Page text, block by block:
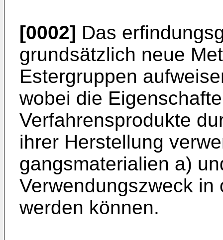
[0002] Das
grundsätzlich neue
Estergruppen
wobei die
Verfahrensprodukte
ihrer Herstellung
gangsmaterialien a)
Ver­wendungszweck
werden können.